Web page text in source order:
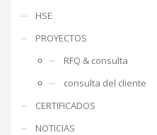
HSE
PROYECTOS
RFQ & consulta
consulta del cliente
CERTIFICADOS
NOTICIAS